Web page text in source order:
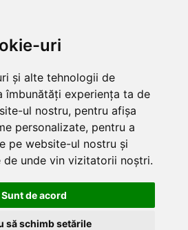
uri
și alte tehnologii de
îmbunătăți experiența ta de
ul nostru, pentru afișa
personalizate, pentru a
pe website-ul nostru și
de unde vin vizitatorii noștri.
Sunt de acord
să schimb setările